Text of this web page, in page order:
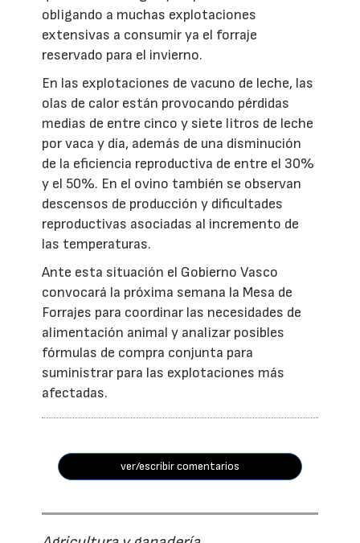
obligando a muchas explotaciones
extensivas a consumir ya el forraje
reservado para el invierno.
En las explotaciones de vacuno de leche, las
olas de calor están provocando pérdidas
medias de entre cinco y siete litros de leche
por vaca y día, además de una disminución
de la eficiencia reproductiva de entre el 30%
y el 50%. En el ovino también se observan
descensos de producción y dificultades
reproductivas asociadas al incremento de
las temperaturas.
Ante esta situación el Gobierno Vasco
convocará la próxima semana la Mesa de
Forrajes para coordinar las necesidades de
alimentación animal y analizar posibles
fórmulas de compra conjunta para
suministrar para las explotaciones más
afectadas.
ver/escribir comentarios